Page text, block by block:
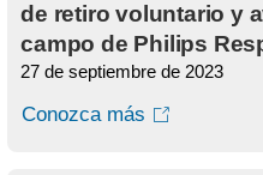
de retiro voluntario y
campo de Philips
27 de septiembre de 2023
Conozca más